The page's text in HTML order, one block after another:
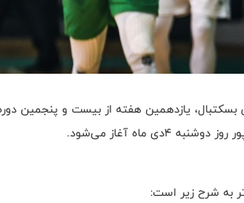
بسکتبال، یازدهمین هفته از بیست و پنجمین
ماه آغاز می‌شود.
به شرح زیر است: